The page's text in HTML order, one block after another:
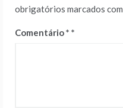
obrigatórios marcados com
Comentário*